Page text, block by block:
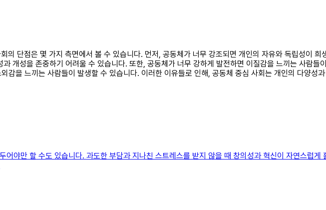
의 단점은 몇 가지 측면에서 볼 수 있습니다. 먼저, 공동체가 너무 강조되면 개인의 자유와 독립성이
개성을 존중하기 어려울 수 있습니다. 또한, 공동체가 너무 강하게 발전하면 이질감을 느끼는 사람들
감을 느끼는 사람들이 발생할 수 있습니다. 이러한 이유들로 인해, 공동체 중심 사회는 개인의 다양성
야만 할 수도 있습니다. 과도한 부담과 지나친 스트레스를 받지 않을 때 창의성과 혁신이 자연스럽게